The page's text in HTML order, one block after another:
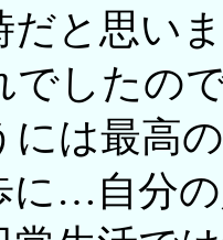
だと思い
でしたの
には最高
に…自分